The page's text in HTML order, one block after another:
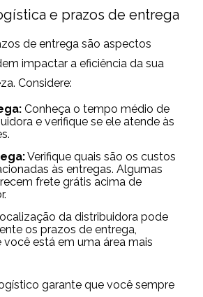
e prazos de entrega
de entrega são aspectos
impactar a eficiência da sua
Considere:
Conheça o tempo médio de
e verifique se ele atende às
Verifique quais são os custos
às entregas. Algumas
frete grátis acima de
da distribuidora pode
os prazos de entrega,
está em uma área mais
garante que você sempre